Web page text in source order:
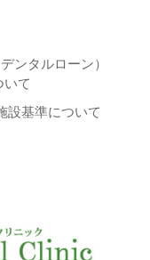
ンタルローン）
て
設基準について